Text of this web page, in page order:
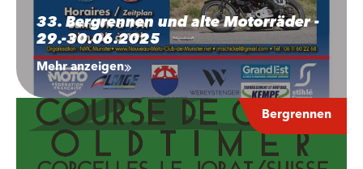
33. Bergrennen und alte Motorräder -
29.-30.06.2025
Mehr anzeigen
Bergrennen